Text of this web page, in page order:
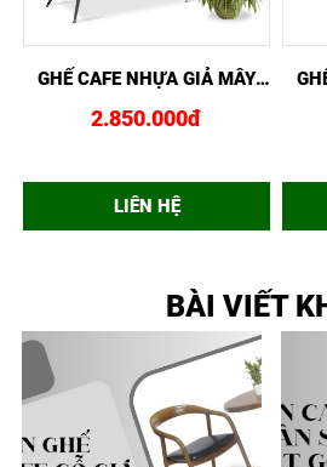
XEM NHANH MUA NGAY
GHẾ CAFE NHỰA GIẢ MÂY
GCF02415
2.850.000đ
LIÊN HỆ
BÀI VIẾT